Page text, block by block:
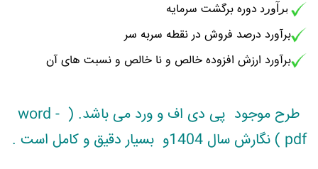
برآورد دوره برگشت سرمایه
برآورد درصد فروش در نقطه سربه سر
برآورد ارزش افزوده خالص و نا خالص و نسبت های آن
طرح موجود پی دی اف و ورد می باشد. ( word -
pdf ) نگارش سال 1404و
بسیار دقیق و کامل است .